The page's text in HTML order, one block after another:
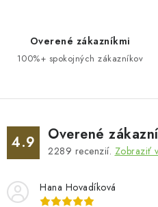
i
u
Overené zákazníkmi
100%+ spokojných zákazníkov
4.9 Overené
2289 recenzií. Zobraziť
Hana Hovadíková